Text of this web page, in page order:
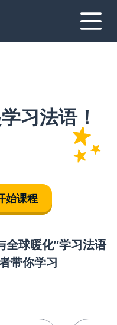
习法语！
始课程
全球暖化”学习法语
带你学习